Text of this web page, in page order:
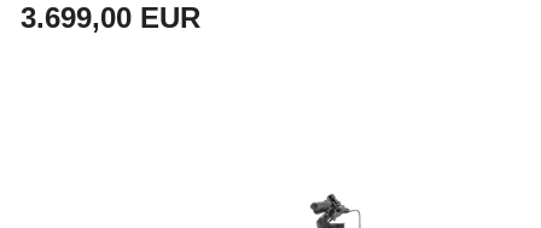
3.699,00 EUR